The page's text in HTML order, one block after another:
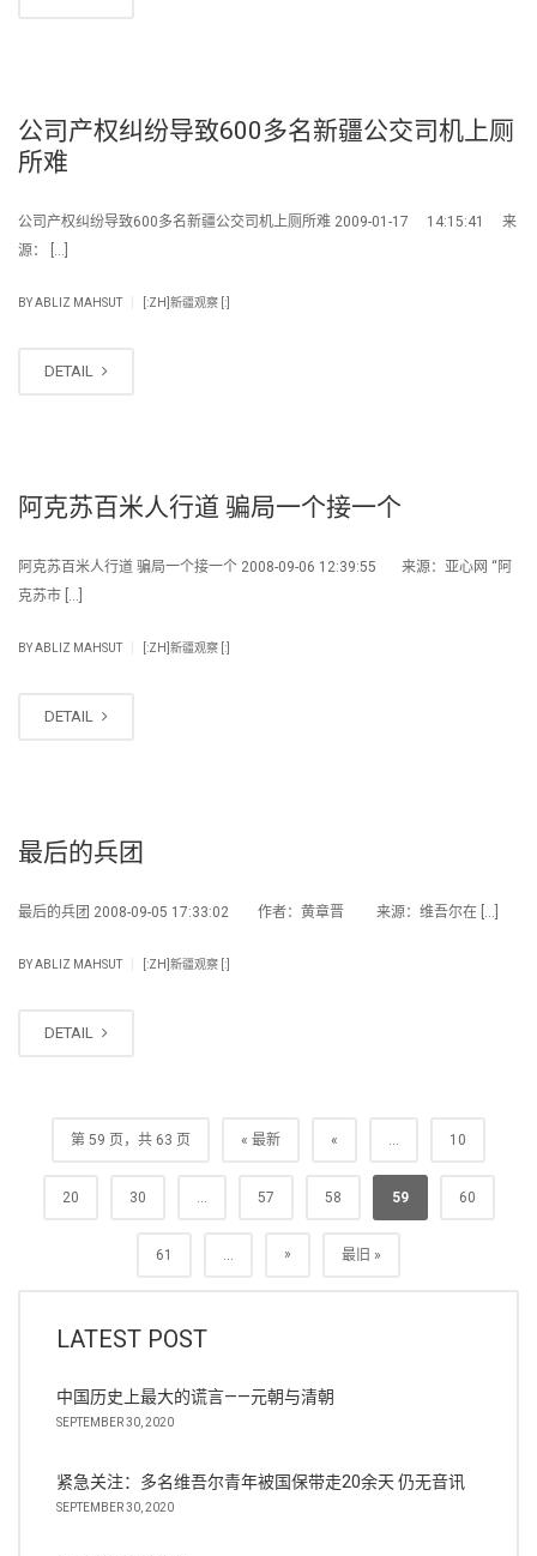
公司产权纠纷导致600多名新疆公交司机上厕
所难
公司产权纠纷导致600多名新疆公交司机上厕所难 2009-01-17 14:15:41 来
源： […]
BYABLIZ MAHSUT [:ZH]新疆观察 [:]
DETAIL
阿克苏百米人行道 骗局一个接一个
阿克苏百米人行道 骗局一个接一个 2008-09-06 12:39:55 来源：亚心网 “阿
克苏市 […]
BYABLIZ MAHSUT [:ZH]新疆观察 [:]
DETAIL
最后的兵团
最后的兵团 2008-09-05 17:33:02 作者：黄章晋 来源：维吾尔在 […]
BYABLIZ MAHSUT [:ZH]新疆观察 [:]
DETAIL
第 59 页，共 63 页 « 最新 « ... 10
20 30 ... 57 58 59 60
61 ... » 最旧 »
LATEST POST
中国历史上最大的谎言——元朝与清朝
SEPTEMBER 30, 2020
紧急关注：多名维吾尔青年被国保带走20余天 仍无音讯
SEPTEMBER 30, 2020